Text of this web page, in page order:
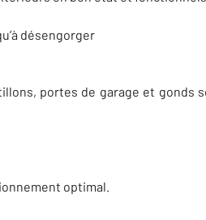
désengorger
portes de garage et gonds
optimal.